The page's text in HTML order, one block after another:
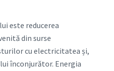
este reducerea
din surse
cu electricitatea și,
înconjurător. Energia